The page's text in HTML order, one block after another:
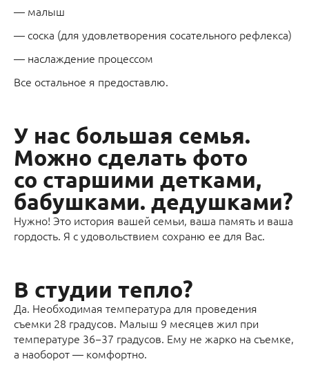
— малыш
— соска (для удовлетворения сосательного рефлекса)
— наслаждение процессом
Все остальное я предоставлю.
У нас большая семья.
Можно сделать фото
со старшими детками,
бабушками. дедушками?
Нужно! Это история вашей семьи, ваша память и ваша
гордость. Я с удовольствием сохраню ее для Вас.
В студии тепло?
Да. Необходимая температура для проведения
съемки 28 градусов. Малыш 9 месяцев жил при
температуре 36−37 градусов. Ему не жарко на съемке,
а наоборот — комфортно.